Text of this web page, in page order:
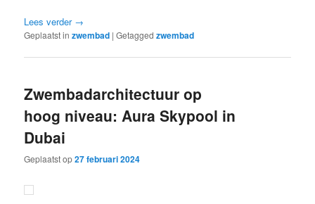
Lees verder →
Geplaatst in zwembad |Getagged zwembad
Zwembadarchitectuur op
hoog niveau: Aura Skypool in
Dubai
Geplaatst op27 februari 2024